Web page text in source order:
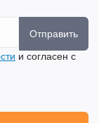
Отправить
и согласен с